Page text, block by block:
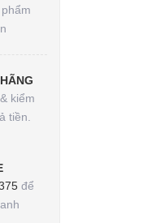
kiểm
tiền.
để